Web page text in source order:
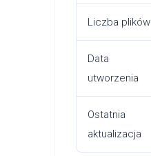
Liczba plików
Data
utworzenia
Ostatnia
aktualizacja